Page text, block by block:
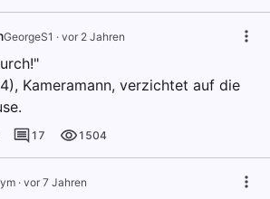
GeorgeS1 · vor 2 Jahren
Kameramann, verzichtet auf die
17 1504
· vor 7 Jahren